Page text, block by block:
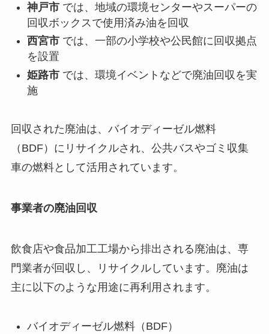
神戸市では、地域の環境センターやスーパーの
回収ボックスで使用済み油を回収
西宮市では、一部の小学校や公民館に回収拠点
を設置
姫路市では、環境イベントなどで廃油回収を実
施
回収された廃油は、バイオディーゼル燃料
（BDF）にリサイクルされ、公共バスやゴミ収集
車の燃料として活用されています。
事業者の廃油回収
飲食店や食品加工工場から排出される廃油は、専
門業者が回収し、リサイクルしています。廃油は
主に以下のような用途に再利用されます。
バイオディーゼル燃料（BDF）